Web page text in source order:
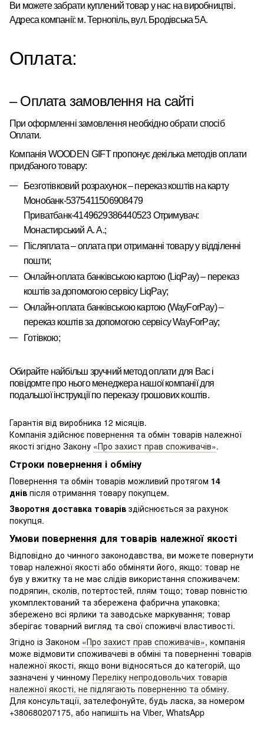
Ви можете забрати куплений товар у нас на виробництві.
Адреса компанії: м. Тернопіль, вул. Бродівська 5А.
Оплата:
– Оплата замовлення на сайті
При оформленні замовлення необхідно обрати спосіб
Оплати.
Компанія WOODEN GIFTпропонує декілька методів оплати
придбаного товару:
Безготівковий розрахунок – переказ коштів на карту
Монобанк-5375411506908479
Приватбанк-4149629386440523 Отримувач:
Монастирський А. А.;
Післяплата – оплата при отриманні товару у відділенні
пошти;
Онлайн-оплата банківською картою (LiqPay)– переказ
коштів за допомогою сервісу LiqPay;
Онлайн-оплата банківською картою (WayForPay)–
переказ коштів за допомогою сервісуWayForPay;
Готівкою;
Обирайте найбільш зручний метод оплати для Вас і
повідомте про нього менеджера нашої компанії для
подальшої інструкції по переказу грошових коштів.
Гарантія від виробника 12 місяців.
Компанія здійснює повернення та обмін товарів належної
якості згідно Закону «Про захист прав споживачів».
Строки повернення і обміну
Повернення та обмін товарів можливий протягом 14
днів після отримання товару покупцем.
Зворотня доставка товарів здійснюється за рахунок
покупця.
Умови повернення для товарів належної якості
Відповідно до чинного законодавства, ви можете повернути
товар належної якості або обміняти його, якщо: товар не
був у вжитку та не має слідів використання споживачем:
подряпин, сколів, потертостей, плям тощо; товар повністю
укомплектований та збережена фабрична упаковка;
збережено всі ярлики та заводське маркування; товар
зберігає товарний вигляд та свої споживчі властивості.
Згідно із Законом «Про захист прав споживачів», компанія
може відмовити споживачеві в обміні та поверненні товарів
належної якості, якщо вони відносяться до категорій, що
зазначені у чинному Переліку непродовольчих товарів
належної якості, не підлягають поверненню та обміну.
Для консультації, зателефонуйте, будь ласка, за номером
+380680207175, або напишіть на Viber, WhatsApp